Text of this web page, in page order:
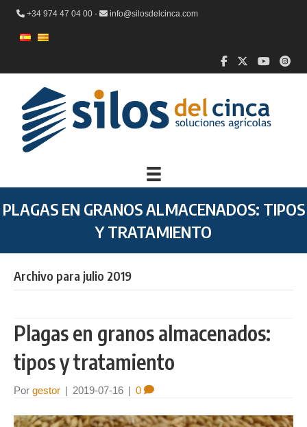
+34 974 47 04 00 - info@silosdelcinca.com
PLAGAS EN GRANOS ALMACENADOS: TIPOS
Y TRATAMIENTO
Archivo para julio 2019
Plagas en granos almacenados:
tipos y tratamiento
Por gestor 2019-07-16 0